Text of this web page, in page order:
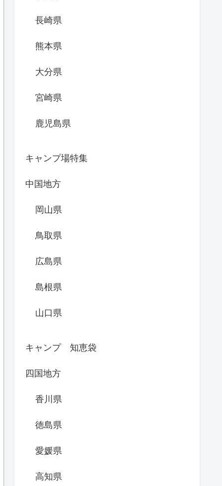
長崎県
熊本県
大分県
宮崎県
鹿児島県
キャンプ場特集
中国地方
岡山県
鳥取県
広島県
島根県
山口県
キャンプ 知恵袋
四国地方
香川県
徳島県
愛媛県
高知県